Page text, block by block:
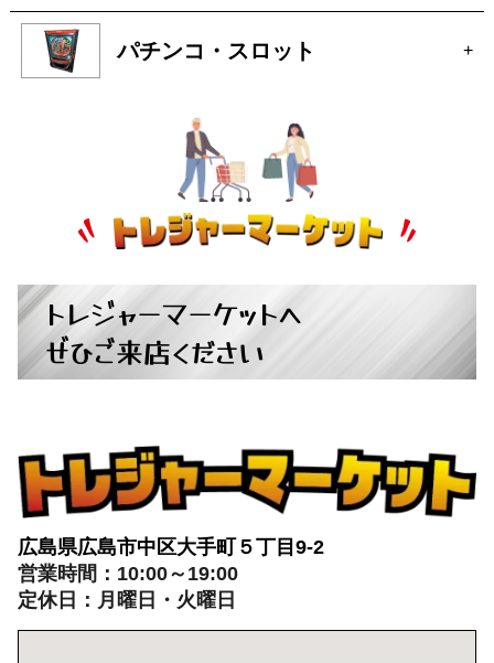
パチンコ・スロット +
トレジャーマーケットへ
ぜひご来店ください
広島県広島市中区大手町５丁目9-2
営業時間：10:00～19:00
定休日：月曜日・火曜日